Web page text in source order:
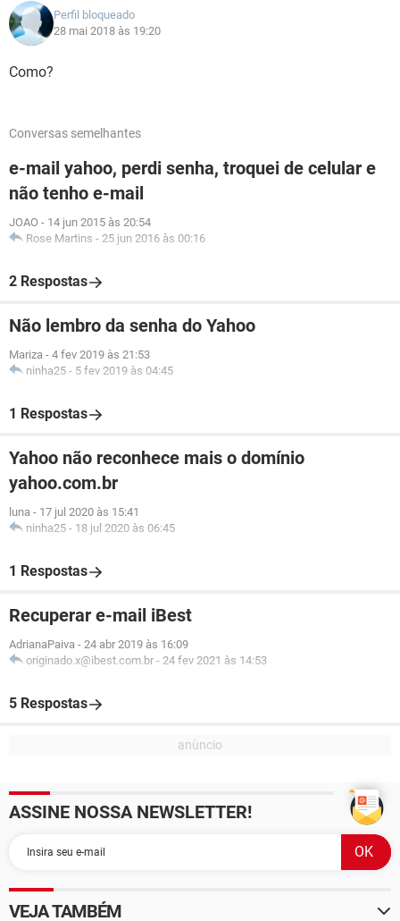
Perfil bloqueado
28 mai 2018 às 19:20
Como?
Conversas semelhantes
e-mail yahoo, perdi senha, troquei de celular e
não tenho e-mail
JOAO - 14 jun 2015 às 20:54
Rose Martins - 25 jun 2016 às 00:16
2 Respostas
Não lembro da senha do Yahoo
Mariza - 4 fev 2019 às 21:53
ninha25 - 5 fev 2019 às 04:45
1 Respostas
Yahoo não reconhece mais o domínio
yahoo.com.br
luna - 17 jul 2020 às 15:41
ninha25 - 18 jul 2020 às 06:45
1 Respostas
Recuperar e-mail iBest
AdrianaPaiva - 24 abr 2019 às 16:09
originado.x@ibest.com.br - 24 fev 2021 às 14:53
5 Respostas
ASSINE NOSSA NEWSLETTER!
VEJA TAMBÉM